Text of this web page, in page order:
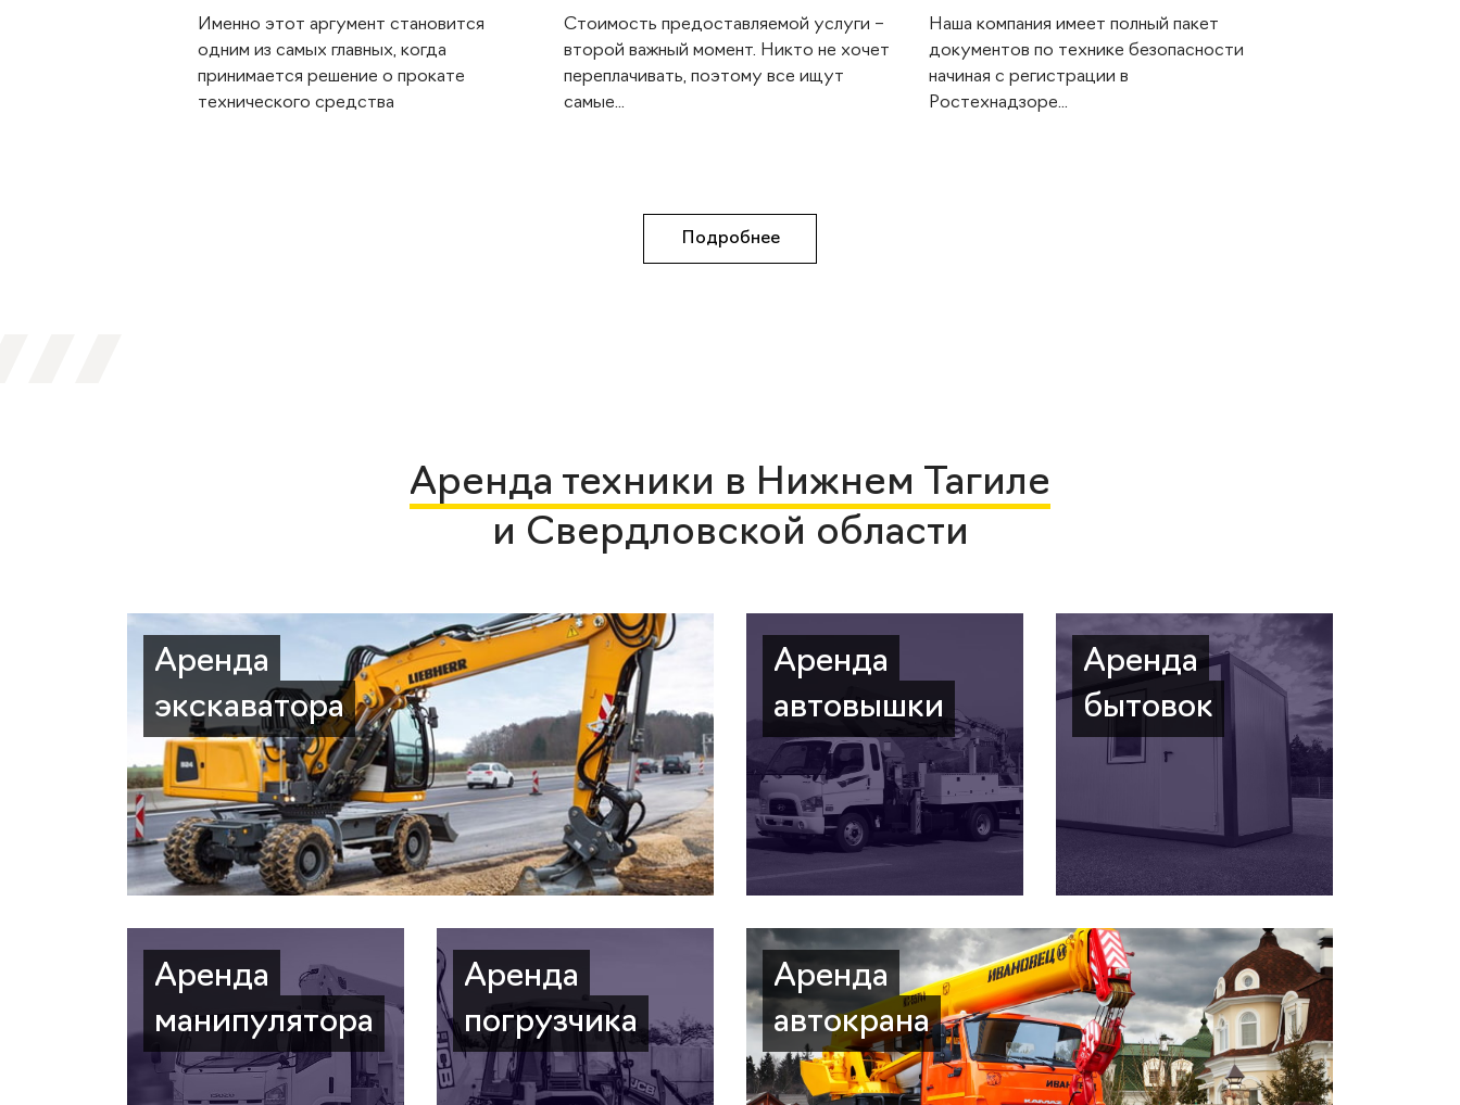
Именно этот аргумент становится
одним из самых главных, когда
принимается решение о прокате
технического средства
Стоимость предоставляемой услуги –
второй важный момент. Никто не хочет
переплачивать, поэтому все ищут
самые...
Наша компания имеет полный пакет
документов по технике безопасности
начиная с регистрации в
Ростехнадзоре...
Подробнее
Аренда техники в Нижнем Тагиле
и Свердловской области
Аренда
экскаватора
Аренда
автовышки
Аренда
бытовок
Аренда
манипулятора
Аренда
погрузчика
Аренда
автокрана